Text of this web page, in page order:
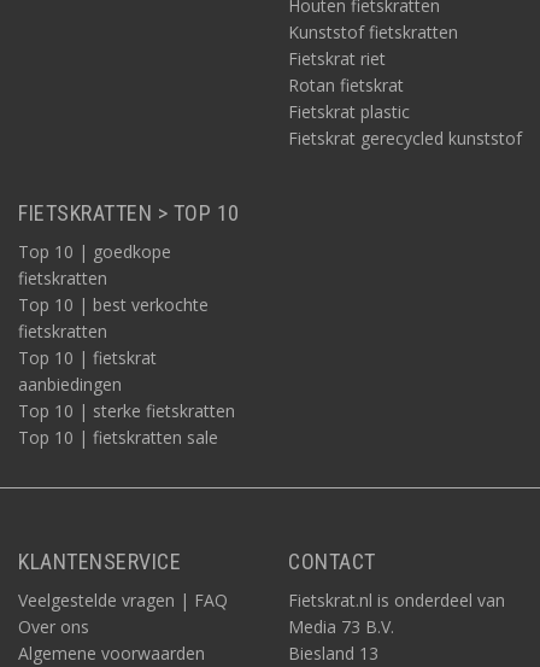
Houten fietskratten
Kunststof fietskratten
Fietskrat riet
Rotan fietskrat
Fietskrat plastic
Fietskrat gerecycled kunststof
FIETSKRATTEN > TOP 10
Top 10 | goedkope
fietskratten
Top 10 | best verkochte
fietskratten
Top 10 | fietskrat
aanbiedingen
Top 10 | sterke fietskratten
Top 10 | fietskratten sale
KLANTENSERVICE
Veelgestelde vragen | FAQ
Over ons
Algemene voorwaarden
CONTACT
Fietskrat.nl is onderdeel van
Media 73 B.V.
Biesland 13